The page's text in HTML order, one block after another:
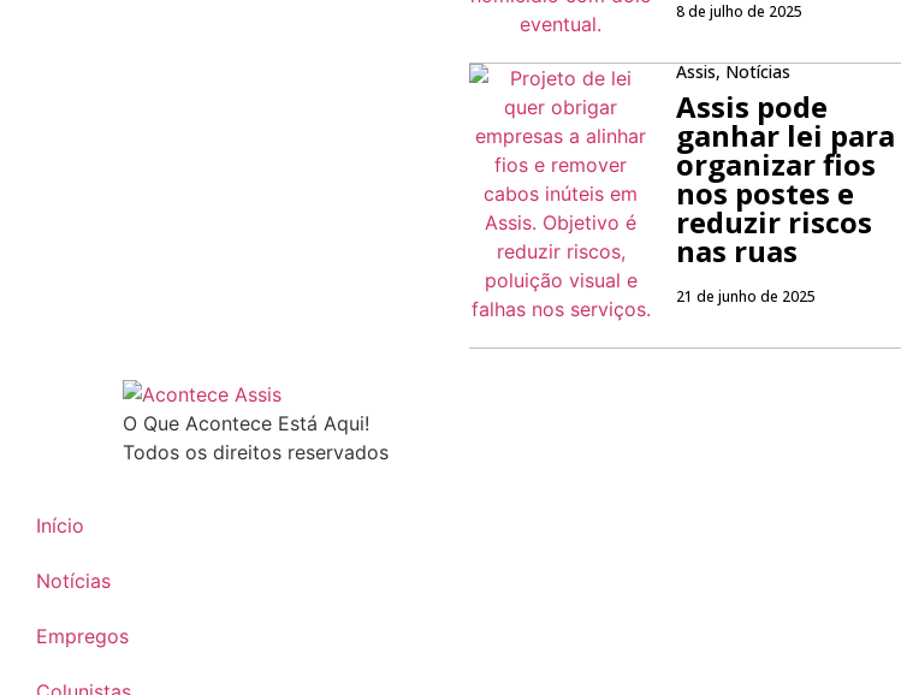
8 de julho de 2025
Assis, Notícias
Assis pode
ganhar lei para
organizar fios
nos postes e
reduzir riscos
nas ruas
21 de junho de 2025
O Que Acontece Está Aqui!
Todos os direitos reservados
Início
Notícias
Empregos